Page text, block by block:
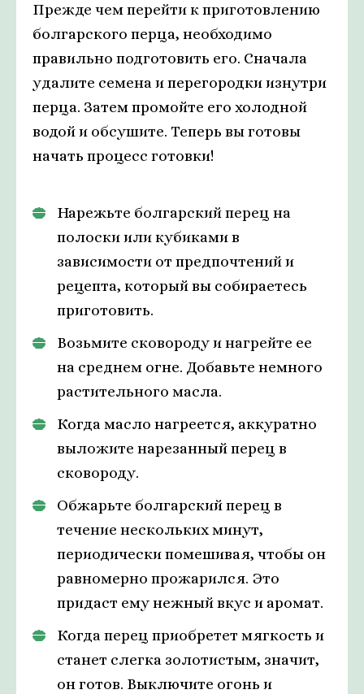
Прежде чем перейти к приготовлению
болгарского перца, необходимо
правильно подготовить его. Сначала
удалите семена и перегородки изнутри
перца. Затем промойте его холодной
водой и обсушите. Теперь вы готовы
начать процесс готовки!
Нарежьте болгарский перец на
полоски или кубиками в
зависимости от предпочтений и
рецепта, который вы собираетесь
приготовить.
Возьмите сковороду и нагрейте ее
на среднем огне. Добавьте немного
растительного масла.
Когда масло нагреется, аккуратно
выложите нарезанный перец в
сковороду.
Обжарьте болгарский перец в
течение нескольких минут,
периодически помешивая, чтобы он
равномерно прожарился. Это
придаст ему нежный вкус и аромат.
Когда перец приобретет мягкость и
станет слегка золотистым, значит,
он готов. Выключите огонь и